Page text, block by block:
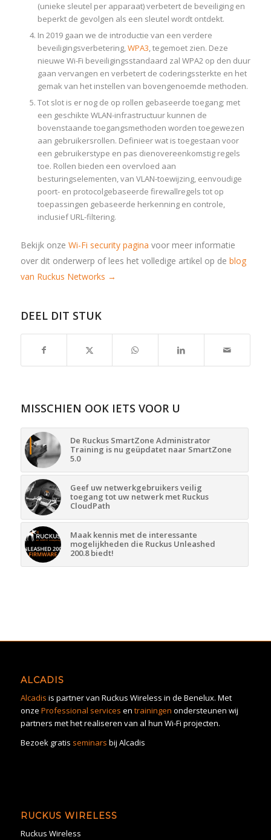
(unieke sleutel per apparaat) verbetert de beveiliging en
beperkt de gevolgen als een sleutel wordt ontdekt.
In 2019 gaan we de introductie van een verdere
beveiligingsverbetering,WPA3, tegemoet zien. Deze
nieuwe Wi-Fi beveiligingsstandaard zal WPA2 op den duur
gaan vervangen en verbetert de coderingssterkte en het
gemak van het instellen van bovengenoemde methoden.
Tot slot is er nog de op rollen gebaseerde toegang; met
een geschikte WLAN-infrastructuur kunnen de
bovenstaande toegangsmethoden worden toegewezen
aan gebruikersrollen. Definieer wat is toegestaan voor
een gebruikerstype en pas dienovereenkomstig regels
toe. Rollen bieden een overvloed aan
besturingselementen, van VLAN-toewijzing, eenvoudige
poort- en protocolgebaseerde firewallregels tot op
toepassingen gebaseerde herkenning en controle,
inclusief URL-filtering.
Bekijk onze Wi-Fi security pagina voor meer informatie
over dit onderwerp of lees het volledige artikel op de blog
van Ruckus Networks →
DEEL DIT STUK
MISSCHIEN OOK IETS VOOR U
De Ruckus SmartZone Administrator
Training is nu geüpdatet naar SmartZone
5.0
Geef uw netwerkgebruikers veilig
toegang tot uw netwerk met Ruckus
CloudPath
Maak kennis met de interessante
mogelijkheden die Ruckus Unleashed
200.8 biedt!
ALCADIS
Alcadis is partner van Ruckus Wireless in de Benelux. Met
onze Professional services en trainingen ondersteunen wij
partners met het realiseren van al hun Wi-Fi projecten.
Bezoek gratis seminars bij Alcadis
RUCKUS WIRELESS
Ruckus Wireless